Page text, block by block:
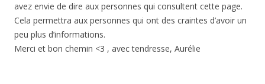
avez envie de dire aux personnes qui consultent cette page.
Cela permettra aux personnes qui ont des craintes d’avoir un
peu plus d’informations.
Merci et bon chemin <3 , avec tendresse, Aurélie